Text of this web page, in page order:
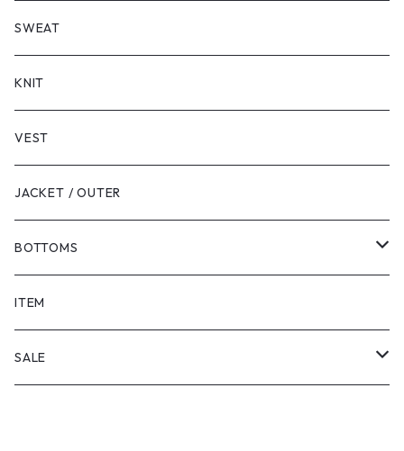
LONG SLEEVE
SHORT SLEEVE
LONG SLEEVE
SWEAT
KNIT
VEST
JACKET / OUTER
BOTTOMS
SHORTS
PANTS
ITEM
SALE